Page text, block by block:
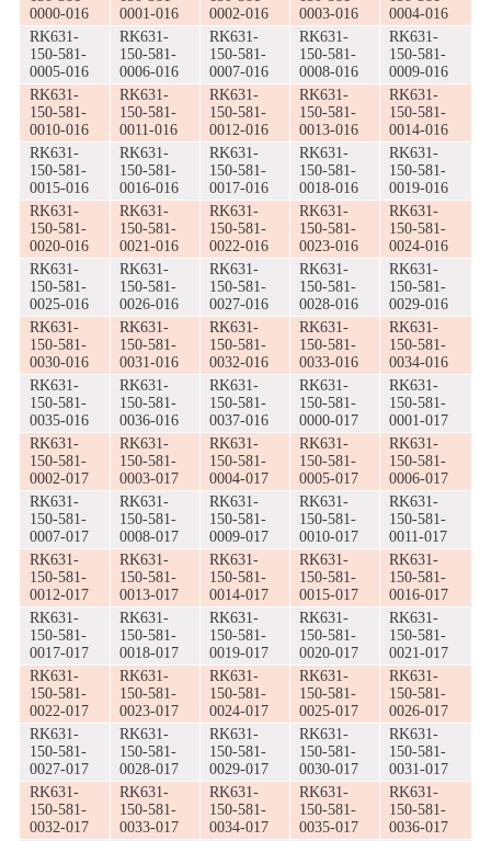
0000-016
0001-016
0002-016
0003-016
0004-016
RK631-
150-581-
0005-016
RK631-
150-581-
0006-016
RK631-
150-581-
0007-016
RK631-
150-581-
0008-016
RK631-
150-581-
0009-016
RK631-
150-581-
0010-016
RK631-
150-581-
0011-016
RK631-
150-581-
0012-016
RK631-
150-581-
0013-016
RK631-
150-581-
0014-016
RK631-
150-581-
0015-016
RK631-
150-581-
0016-016
RK631-
150-581-
0017-016
RK631-
150-581-
0018-016
RK631-
150-581-
0019-016
RK631-
150-581-
0020-016
RK631-
150-581-
0021-016
RK631-
150-581-
0022-016
RK631-
150-581-
0023-016
RK631-
150-581-
0024-016
RK631-
150-581-
0025-016
RK631-
150-581-
0026-016
RK631-
150-581-
0027-016
RK631-
150-581-
0028-016
RK631-
150-581-
0029-016
RK631-
150-581-
0030-016
RK631-
150-581-
0031-016
RK631-
150-581-
0032-016
RK631-
150-581-
0033-016
RK631-
150-581-
0034-016
RK631-
150-581-
0035-016
RK631-
150-581-
0036-016
RK631-
150-581-
0037-016
RK631-
150-581-
0000-017
RK631-
150-581-
0001-017
RK631-
150-581-
0002-017
RK631-
150-581-
0003-017
RK631-
150-581-
0004-017
RK631-
150-581-
0005-017
RK631-
150-581-
0006-017
RK631-
150-581-
0007-017
RK631-
150-581-
0008-017
RK631-
150-581-
0009-017
RK631-
150-581-
0010-017
RK631-
150-581-
0011-017
RK631-
150-581-
0012-017
RK631-
150-581-
0013-017
RK631-
150-581-
0014-017
RK631-
150-581-
0015-017
RK631-
150-581-
0016-017
RK631-
150-581-
0017-017
RK631-
150-581-
0018-017
RK631-
150-581-
0019-017
RK631-
150-581-
0020-017
RK631-
150-581-
0021-017
RK631-
150-581-
0022-017
RK631-
150-581-
0023-017
RK631-
150-581-
0024-017
RK631-
150-581-
0025-017
RK631-
150-581-
0026-017
RK631-
150-581-
0027-017
RK631-
150-581-
0028-017
RK631-
150-581-
0029-017
RK631-
150-581-
0030-017
RK631-
150-581-
0031-017
RK631-
150-581-
0032-017
RK631-
150-581-
0033-017
RK631-
150-581-
0034-017
RK631-
150-581-
0035-017
RK631-
150-581-
0036-017